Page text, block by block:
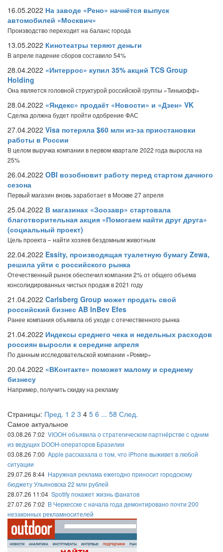
16.05.2022 На заводе «Рено» начнётся выпуск
автомобилей «Москвич»
Производство переходит на баланс города
13.05.2022 Кинотеатры теряют деньги
В апреле падение сборов составило 54%
28.04.2022 «Интеррос» купил 35% акций TCS Group
Holding
Она является головной структурой российской группы «Тинькофф»
28.04.2022 «Яндекс» продаёт «Новости» и «Дзен» VK
Сделка должна будет пройти одобрение ФАС
27.04.2022 Visa потеряла $60 млн из-за приостановки
работы в России
В целом выручка компании в первом квартале 2022 года выросла на
25%
26.04.2022 OBI возобновит работу перед стартом дачного
сезона
Первый магазин вновь заработает в Москве 27 апреля
25.04.2022 В магазинах «Зоозавр» стартовала
благотворительная акция «Помогаем найти друг друга»
(социальный проект)
Цель проекта – найти хозяев бездомным животным
22.04.2022 Essity, производящая туалетную бумагу Zewa,
решила уйти с российского рынка
Отечественный рынок обеспечил компании 2% от общего объема
консолидированных чистых продаж в 2021 году
21.04.2022 Carlsberg Group может продать свой
российский бизнес AB InBev Efes
Ранее компания объявила об уходе с отечественного рынка
21.04.2022 Индексы среднего чека и недельных расходов
россиян выросли к середине апреля
По данным исследовательской компании «Ромир»
20.04.2022 «ВКонтакте» поможет малому и среднему
бизнесу
Например, получить скидку на рекламу
Страницы: Пред. 1 2 3 4 5 6 ... 58 След.
Самое актуальное
03.08.26 7:02 VIOOH объявила о стратегическом партнёрстве с одним
из ведущих DOOH-операторов Бразилии
03.08.26 7:00 Apple рассказала о том, что iPhone выживет в любой
ситуации
29.07.26 8:44 Наружная реклама ежегодно приносит городскому
бюджету Ульяновска 22 млн рублей
28.07.26 11:04 Spotify покажет жизнь фанатов
27.07.26 7:02 В Черкесске с начала года демонтировано почти 200
незаконных рекламносителей